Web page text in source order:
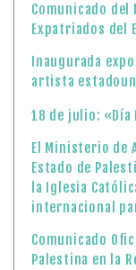
Comunicado
Expatriados del
Inaugurada
artista
18 de julio: «Día
El Ministerio de
Estado de
la Iglesia
internacional
Comunicado
Palestina en la